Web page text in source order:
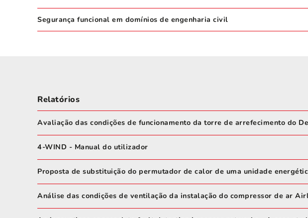
Segurança funcional em domínios de engenharia civil
Relatórios
Avaliação das condições de funcionamento da torre de arrefecimento do
4-WIND - Manual do utilizador
Proposta de substituição do permutador de calor de uma unidade
Análise das condições de ventilação da instalação do compressor de ar